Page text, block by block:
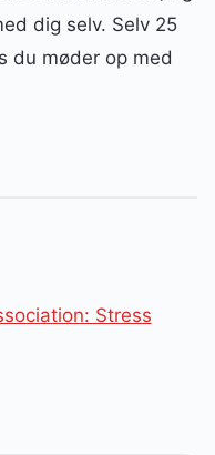
dig selv. Selv 25
du møder op med
Stress